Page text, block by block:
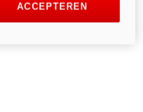
ACCEPTEREN